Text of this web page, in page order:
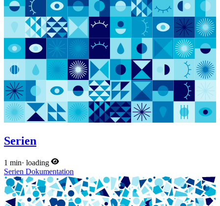
Serien
1 min· loading
Serien Dokumentation